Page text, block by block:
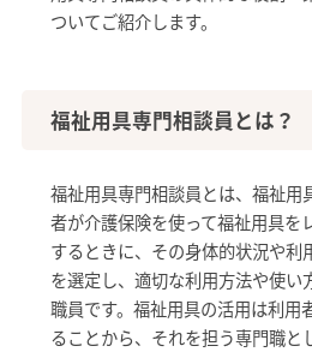
ついてご紹介します。
福祉用具専門相談員とは？
福祉用具専門相談員とは、福祉用
者が介護保険を使って福祉用具を
するときに、その身体的状況や利
を選定し、適切な利用方法や使い
職員です。福祉用具の活用は利用
ることから、それを担う専門職と